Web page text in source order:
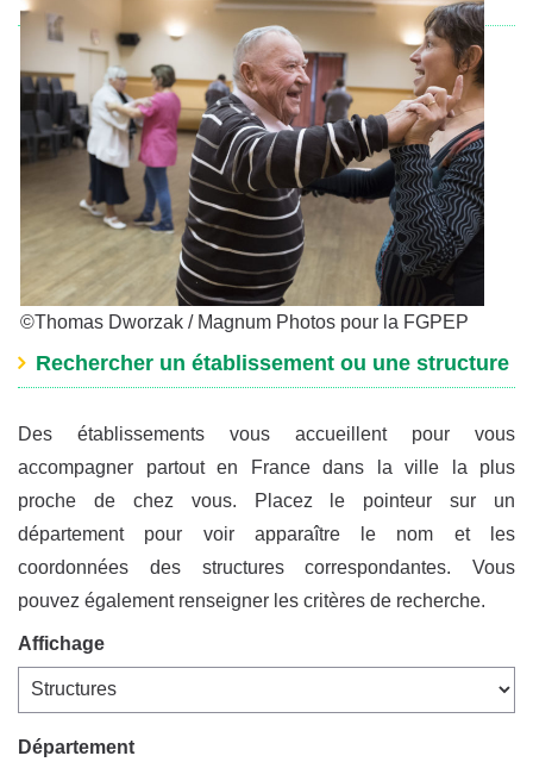
©Thomas Dworzak / Magnum Photos pour la FGPEP
Rechercher un établissement ou une structure
Des établissements vous accueillent pour vous
accompagner partout en France dans la ville la plus
proche de chez vous. Placez le pointeur sur un
département pour voir apparaître le nom et les
coordonnées des structures correspondantes. Vous
pouvez également renseigner les critères de recherche.
Affichage
Département